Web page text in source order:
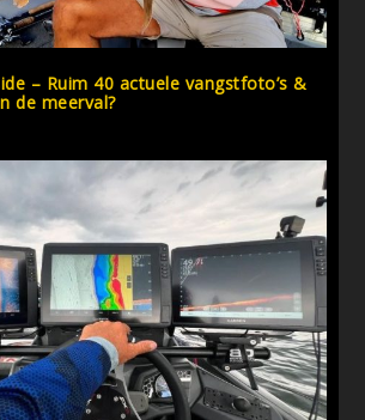
– Ruim 40 actuele vangstfoto’s &
de meerval?